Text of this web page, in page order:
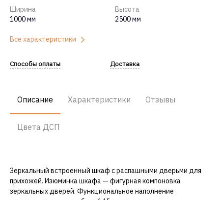
Ширина
1000 мм
Высота
2500 мм
Все характеристики
Способы оплаты Доставка
Описание Характеристики Отзывы
Цвета ДСП
Зеркальный встроенный шкаф с распашными дверьми для
прихожей. Изюминка шкафа — фигурная компоновка
зеркальных дверей. Функциональное наполнение